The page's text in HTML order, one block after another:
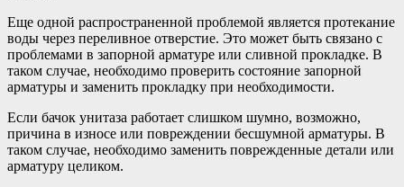
Еще одной распространенной проблемой является протекание
воды через переливное отверстие. Это может быть связано с
проблемами в запорной арматуре или сливной прокладке. В
таком случае, необходимо проверить состояние запорной
арматуры и заменить прокладку при необходимости.
Если бачок унитаза работает слишком шумно, возможно,
причина в износе или повреждении бесшумной арматуры. В
таком случае, необходимо заменить поврежденные детали или
арматуру целиком.